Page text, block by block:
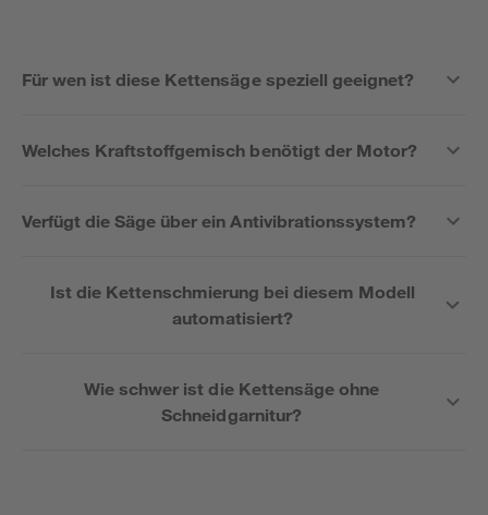
Für wen ist diese Kettensäge speziell geeignet?
Welches Kraftstoffgemisch benötigt der Motor?
Verfügt die Säge über ein Antivibrationssystem?
Ist die Kettenschmierung bei diesem Modell
automatisiert?
Wie schwer ist die Kettensäge ohne
Schneidgarnitur?